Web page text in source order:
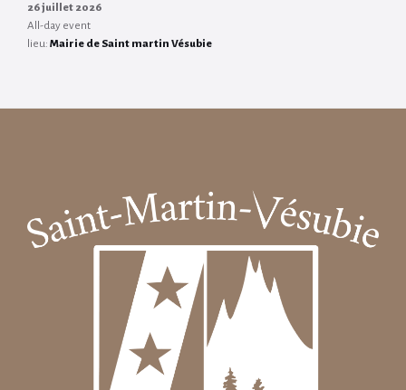
26 juillet 2026
All-day event
lieu: Mairie de Saint martin Vésubie